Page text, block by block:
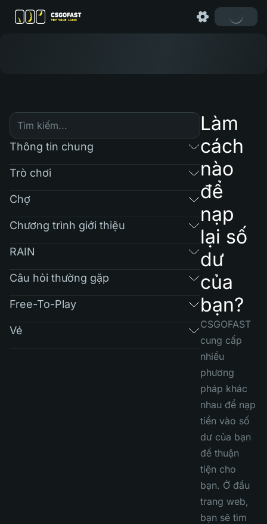
Thông tin chung
Trò chơi
Chợ
Chương trình giới thiệu
RAIN
Câu hỏi thường gặp
Free-To-Play
Vé
Làm
cách
nào
để
nạp
lại số
dư
của
bạn?
CSGOFAST
cung cấp
nhiều
phương
pháp khác
nhau để nạp
tiền vào số
dư của bạn
để thuận
tiện cho
bạn. Ở đầu
trang web,
bạn sẽ tìm